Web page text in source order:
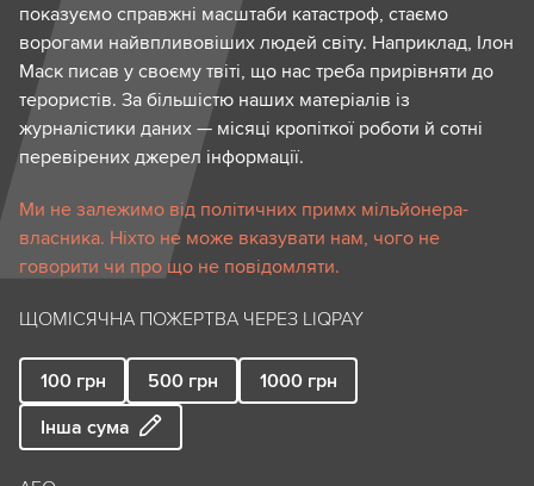
показуємо справжні масштаби катастроф, стаємо
ворогами найвпливовіших людей світу. Наприклад, Ілон
Маск писав у своєму твіті, що нас треба прирівняти до
терористів. За більшістю наших матеріалів із
журналістики даних — місяці кропіткої роботи й сотні
перевірених джерел інформації.
Ми не залежимо від політичних примх мільйонера-
власника. Ніхто не може вказувати нам, чого не
говорити чи про що не повідомляти.
ЩОМІСЯЧНА ПОЖЕРТВА ЧЕРЕЗ LIQPAY
100 грн 500 грн 1000 грн
Інша сума